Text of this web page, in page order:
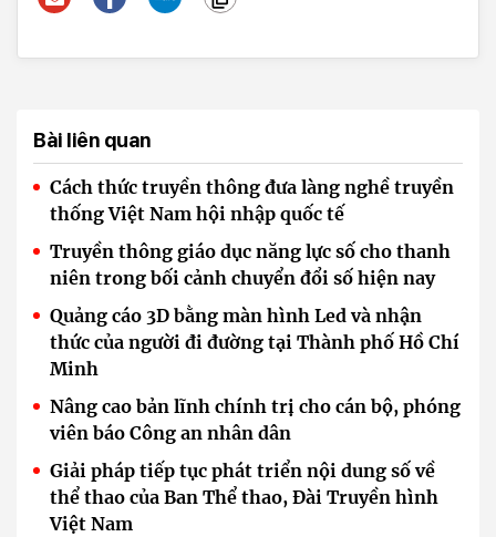
Bài liên quan
Cách thức truyền thông đưa làng nghề truyền
thống Việt Nam hội nhập quốc tế
Truyền thông giáo dục năng lực số cho thanh
niên trong bối cảnh chuyển đổi số hiện nay
Quảng cáo 3D bằng màn hình Led và nhận
thức của người đi đường tại Thành phố Hồ Chí
Minh
Nâng cao bản lĩnh chính trị cho cán bộ, phóng
viên báo Công an nhân dân
Giải pháp tiếp tục phát triển nội dung số về
thể thao của Ban Thể thao, Đài Truyền hình
Việt Nam